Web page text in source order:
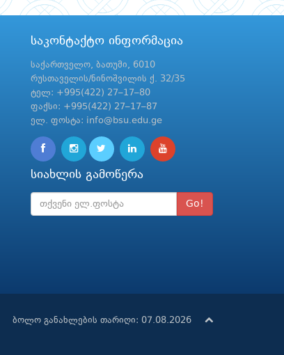
საკონტაქტო ინფორმაცია
საქართველო, ბათუმი, 6010
რუსთაველის/ნინოშვილის ქ. 32/35
ტელ: +995(422) 27–17–80
ფაქსი: +995(422) 27–17–87
ელ. ფოსტა: info@bsu.edu.ge
სიახლის გამოწერა
Go!
ბოლო განახლების თარიღი: 07.08.2026